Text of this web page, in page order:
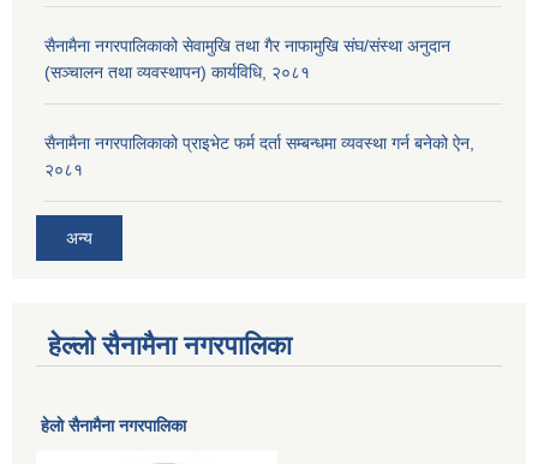
सैनामैना नगरपालिकाको सेवामुखि तथा गैर नाफामुखि संघ/संस्था अनुदान
(सञ्चालन तथा व्यवस्थापन) कार्यविधि, २०८१
सैनामैना नगरपालिकाको प्राइभेट फर्म दर्ता सम्बन्धमा व्यवस्था गर्न बनेको ऐन,
२०८१
अन्य
हेल्लो सैनामैना नगरपालिका
हेलाे सैनामैना नगरपालिका